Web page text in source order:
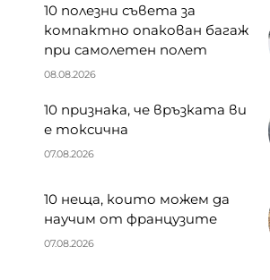
10 полезни съвета за
компактно опакован багаж
при самолетен полет
08.08.2026
10 признака, че връзката ви
е токсична
07.08.2026
10 неща, които можем да
научим от французите
07.08.2026